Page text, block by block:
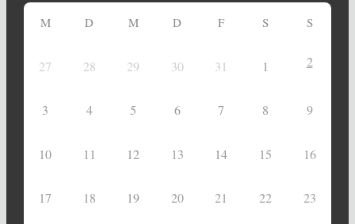
M D M D F S S
27 28 29 30 31 1 2
3 4 5 6 7 8 9
10 11 12 13 14 15 16
17 18 19 20 21 22 23